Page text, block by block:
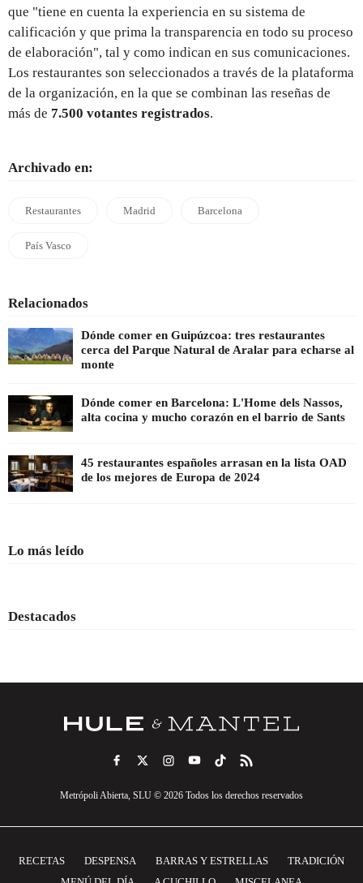
que "tiene en cuenta la experiencia en su sistema de
calificación y que prima la transparencia en todo su proceso
de elaboración", tal y como indican en sus comunicaciones.
Los restaurantes son seleccionados a través de la plataforma
de la organización, en la que se combinan las reseñas de
más de 7.500 votantes registrados.
Archivado en:
Restaurantes Madrid Barcelona
País Vasco
Relacionados
Dónde comer en Guipúzcoa: tres restaurantes
cerca del Parque Natural de Aralar para echarse al
monte
Dónde comer en Barcelona: L'Home dels Nassos,
alta cocina y mucho corazón en el barrio de Sants
45 restaurantes españoles arrasan en la lista OAD
de los mejores de Europa de 2024
Lo más leído
Destacados
Metrópoli Abierta, SLU © 2026 Todos los derechos reservados
RECETAS DESPENSA BARRAS Y ESTRELLAS
TRADICIÓN